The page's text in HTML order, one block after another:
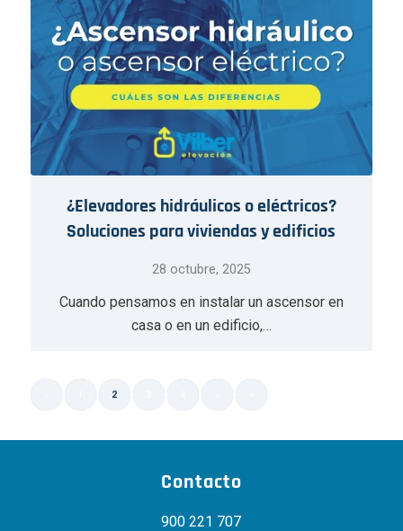
¿Elevadores hidráulicos o eléctricos?
Soluciones para viviendas y edificios
28 octubre, 2025
Cuando pensamos en instalar un ascensor en
casa o en un edificio,…
2
Contacto
900 221 707